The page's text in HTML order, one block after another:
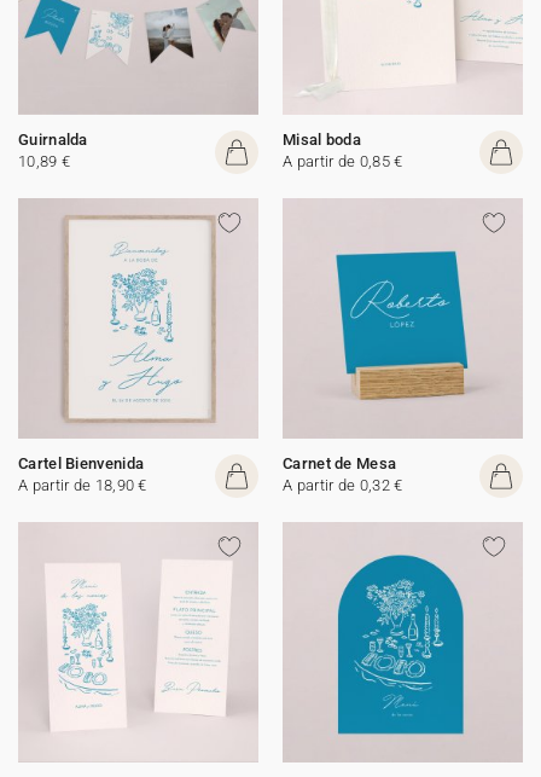
Guirnalda
10,89 €
Misal boda
A partir de 0,85 €
Cartel Bienvenida
A partir de 18,90 €
Carnet de Mesa
A partir de 0,32 €